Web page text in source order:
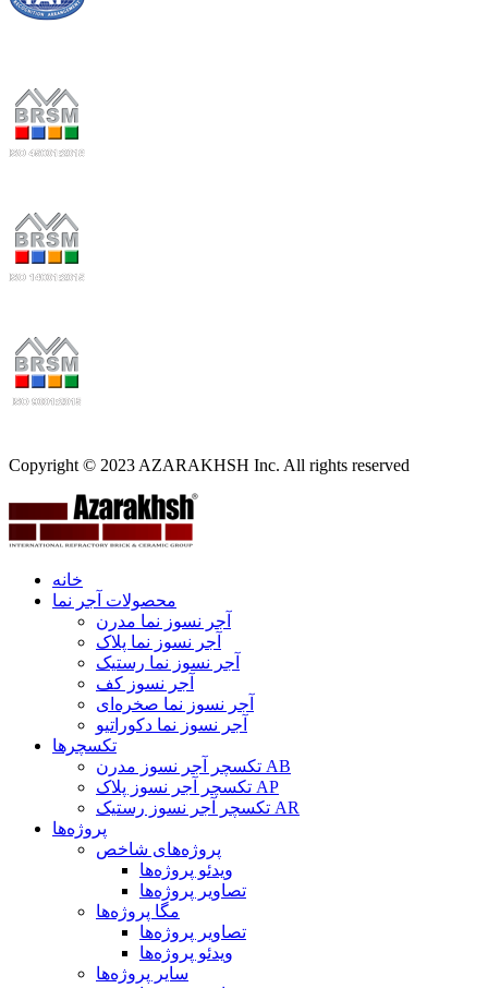
Copyright © 2023 AZARAKHSH Inc. All rights reserved
خانه
محصولات آجر نما
آجر نسوز نما مدرن
آجر نسوز نما پلاک
آجر نسوز نما رستیک
آجر نسوز کف
آجر نسوز نما صخره‌ای
آجر نسوز نما دکوراتیو
تکسچرها
تکسچر آجر نسوز مدرن AB
تکسچر آجر نسوز پلاک AP
تکسچر آجر نسوز رستیک AR
پروژه‌ها
پروژه‌های شاخص
ویدئو پروژه‌ها
تصاویر پروژه‌ها
مگا پروژه‌ها
تصاویر پروژه‌ها
ویدئو پروژه‌ها
سایر پروژه‌ها